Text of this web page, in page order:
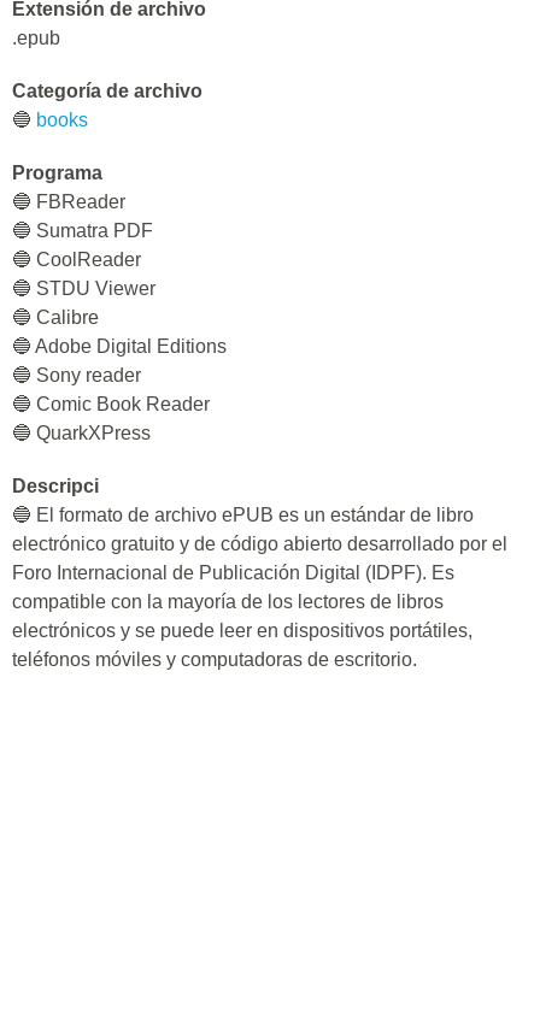
Extensión de archivo
.epub
Categoría de archivo
🔵 books
Programa
🔵 FBReader
🔵 Sumatra PDF
🔵 CoolReader
🔵 STDU Viewer
🔵 Calibre
🔵 Adobe Digital Editions
🔵 Sony reader
🔵 Comic Book Reader
🔵 QuarkXPress
Descripci
🔵 El formato de archivo ePUB es un estándar de libro
electrónico gratuito y de código abierto desarrollado por el
Foro Internacional de Publicación Digital (IDPF). Es
compatible con la mayoría de los lectores de libros
electrónicos y se puede leer en dispositivos portátiles,
teléfonos móviles y computadoras de escritorio.